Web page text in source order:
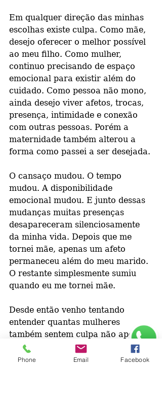
Em qualquer direção das minhas
escolhas existe culpa. Como mãe,
desejo oferecer o melhor possível
ao meu filho. Como mulher,
continuo precisando de espaço
emocional para existir além do
cuidado. Como pessoa não mono,
ainda desejo viver afetos, trocas,
presença, intimidade e conexão
com outras pessoas. Porém a
maternidade também alterou a
forma como passei a ser desejada.
O cansaço mudou. O tempo
mudou. A disponibilidade
emocional mudou. E junto dessas
mudanças muitas presenças
desapareceram silenciosamente
da minha vida. Depois que me
tornei mãe, apenas um afeto
permaneceu além do meu marido.
O restante simplesmente sumiu
quando eu me tornei mãe.
Desde então venho tentando
entender quantas mulheres
também sentem culpa não apenas
por serem mães, mas por
continuarem querendo existir
Phone Email Facebook